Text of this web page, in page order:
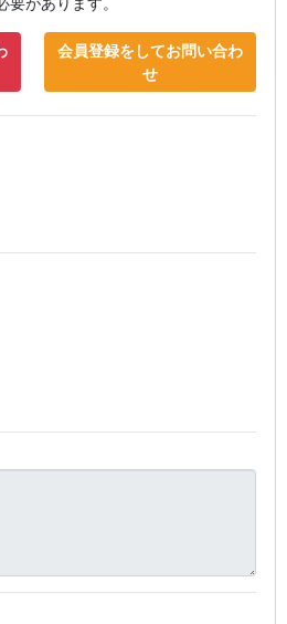
会員登録をしてお問い合わ
せ